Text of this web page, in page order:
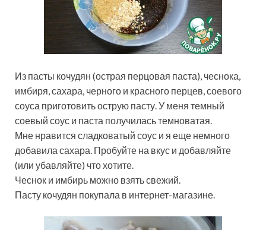
Из пасты кочудян (острая перцовая паста), чеснока,
имбиря, сахара, черного и красного перцев, соевого
соуса приготовить острую пасту. У меня темный
соевый соус и паста получилась темноватая.
Мне нравится сладковатый соус и я еще немного
добавила сахара. Пробуйте на вкус и добавляйте
(или убавляйте) что хотите.
Чеснок и имбирь можно взять свежий.
Пасту кочудян покупала в интернет-магазине.